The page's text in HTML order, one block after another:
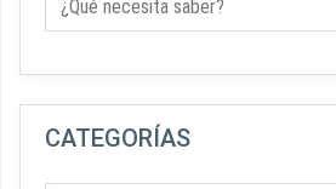
CATEGORÍAS